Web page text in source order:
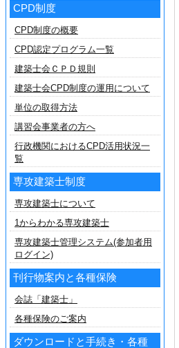
CPD制度
CPD制度の概要
CPD認定プログラム一覧
建築士会ＣＰＤ規則
建築士会CPD制度の運用について
単位の取得方法
講習会事業者の方へ
行政機関におけるCPD活用状況一
覧
専攻建築士制度
専攻建築士について
1からわかる専攻建築士
専攻建築士管理システム(参加者用
ログイン)
刊行物案内と各種保険
会誌「建築士」
各種保険のご案内
ダウンロードと手続き・各種